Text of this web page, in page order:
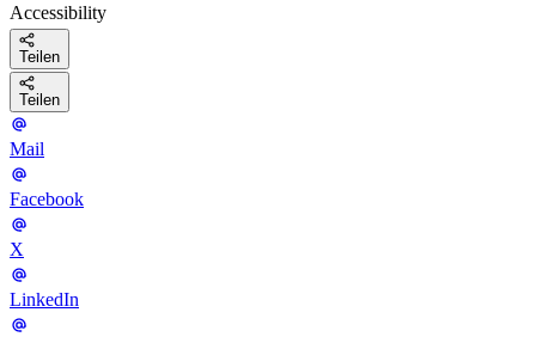
Accessibility
Teilen
Teilen
Mail
Facebook
X
LinkedIn